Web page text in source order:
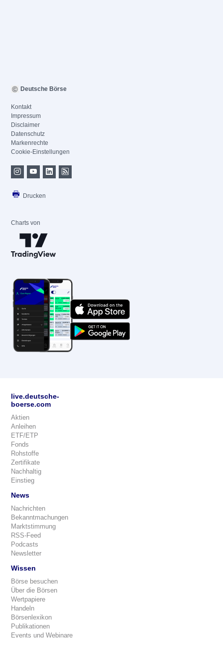
Deutsche Börse
Kontakt
Impressum
Disclaimer
Datenschutz
Markenrechte
Cookie-Einstellungen
Drucken
Charts von
live.deutsche-
boerse.com
Aktien
Anleihen
ETF/ETP
Fonds
Rohstoffe
Zertifikate
Nachhaltig
Einstieg
News
Nachrichten
Bekanntmachungen
Marktstimmung
RSS-Feed
Podcasts
Newsletter
Wissen
Börse besuchen
Über die Börsen
Wertpapiere
Handeln
Börsenlexikon
Publikationen
Events und Webinare